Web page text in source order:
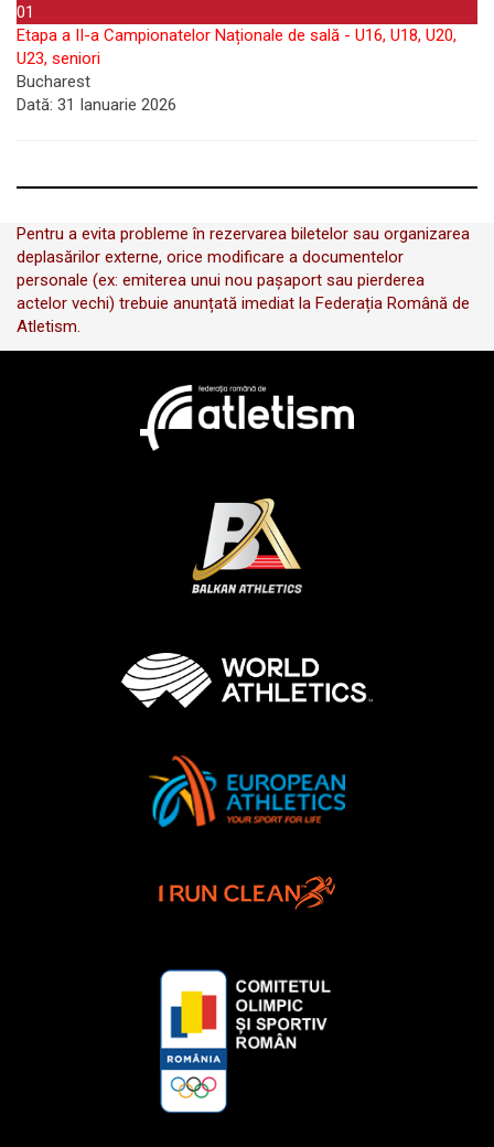
01
Etapa a II-a Campionatelor Naționale de sală - U16, U18, U20,
U23, seniori
Bucharest
Dată: 31 Ianuarie 2026
Pentru a evita probleme în rezervarea biletelor sau organizarea
deplasărilor externe, orice modificare a documentelor
personale (ex: emiterea unui nou pașaport sau pierderea
actelor vechi) trebuie anunțată imediat la Federația Română de
Atletism.